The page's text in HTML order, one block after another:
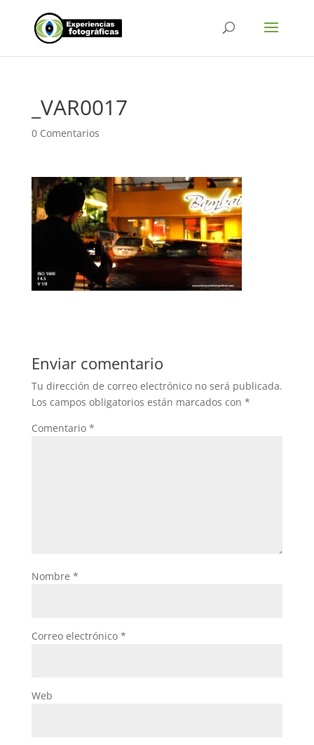
_VAR0017
0 Comentarios
Enviar comentario
Tu dirección de correo electrónico no será publicada.
Los campos obligatorios están marcados con *
Comentario *
Nombre *
Correo electrónico *
Web